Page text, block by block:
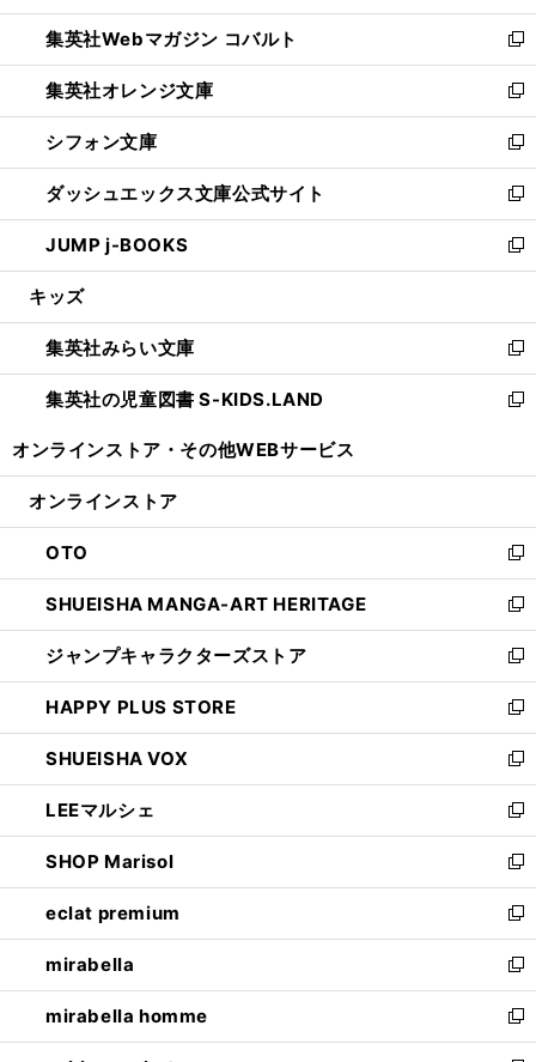
開
く
ウ
で
開
く
ン
ド
ウ
で
開
く
ウ
ィ
ン
ド
ウ
で
開
く
集英社Webマガジン コバルト
新
し
い
ウ
ィ
ン
ド
ウ
で
開
集英社オレンジ文庫
新
し
い
ウ
ィ
ン
ド
ウ
開
く
シフォン文庫
新
し
い
ウ
ィ
ン
ウ
で
開
く
ダッシュエックス文庫公式サイト
新
し
い
ウ
ン
ド
ウ
で
JUMP j-BOOKS
新
し
ウ
ィ
ン
ド
開
キッズ
集英社みらい文庫
新
し
い
ン
ウ
で
開
く
集英社の児童図書 S-KIDS.LAND
新
ウ
ン
ド
ウ
で
開
く
オンラインストア・ その他WEBサービス
オンラインストア
OTO
新
し
い
ウ
ィ
ン
ド
ウ
で
開
く
SHUEISHA MANGA-ART HERITAGE
新
し
い
ウ
ィ
ン
ド
ウ
で
開
く
ジャンプキャラクターズストア
新
し
い
ウ
ィ
ン
ド
ウ
で
開
く
HAPPY PLUS STORE
新
し
い
ウ
ィ
ン
ド
ウ
で
開
く
SHUEISHA VOX
新
し
い
ウ
ィ
ン
ド
ウ
で
開
く
LEEマルシェ
新
し
い
ウ
ィ
ン
ド
ウ
で
開
SHOP Marisol
新
し
い
ウ
ィ
ン
ド
ウ
eclat premium
新
し
い
ウ
ィ
ン
mirabella
新
し
い
ウ
mirabella homme
新
し